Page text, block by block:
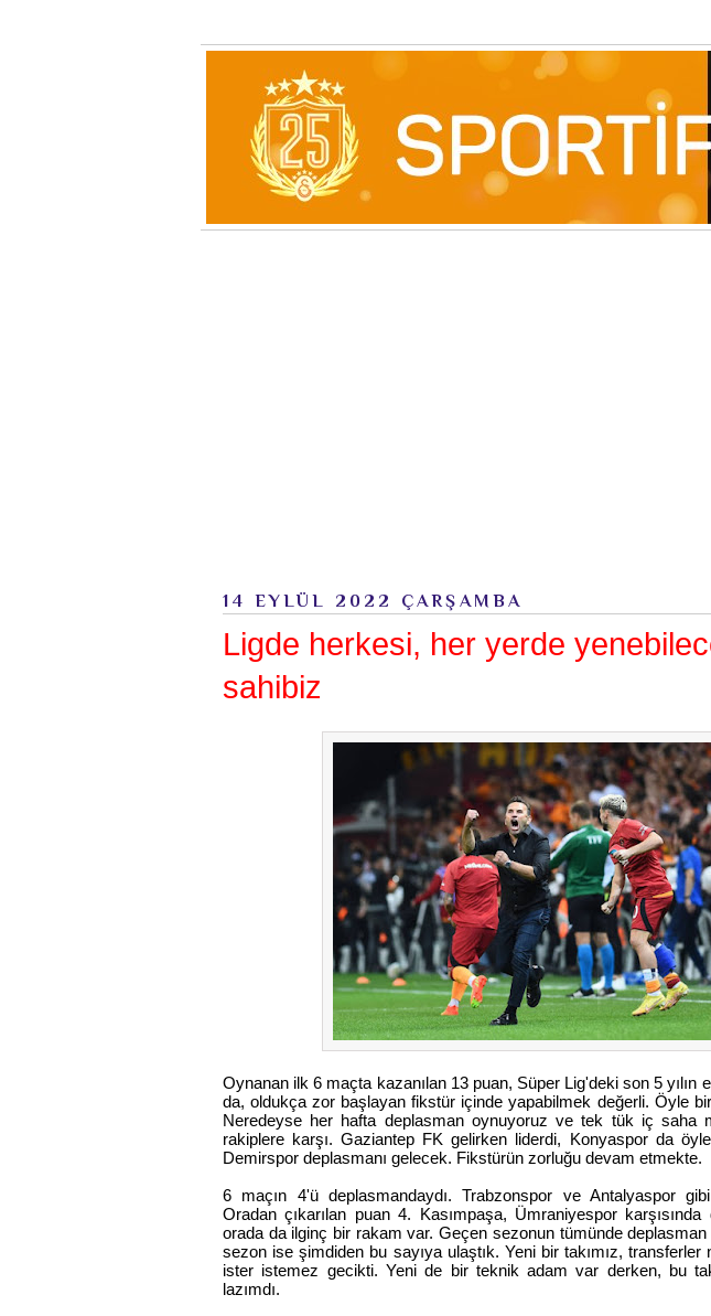
14 EYLÜL 2022 ÇARŞAMBA
Ligde herkesi, her yerde
sahibiz
Oynanan ilk 6 maçta kazanılan 13 puan, Süper Lig'deki son 5 yılın
da, oldukça zor başlayan fikstür içinde yapabilmek değerli. Öyle
Neredeyse her hafta deplasman oynuyoruz ve tek tük iç saha
rakiplere karşı. Gaziantep FK gelirken liderdi, Konyaspor da
Demirspor deplasmanı gelecek. Fikstürün zorluğu devam etmekte.
6 maçın 4'ü deplasmandaydı. Trabzonspor ve Antalyaspor gibi
Oradan çıkarılan puan 4. Kasımpaşa, Ümraniyespor karşısında
orada da ilginç bir rakam var. Geçen sezonun tümünde deplasman
sezon ise şimdiden bu sayıya ulaştık. Yeni bir takımız,
ister istemez gecikti. Yeni de bir teknik adam var derken, bu
lazımdı.